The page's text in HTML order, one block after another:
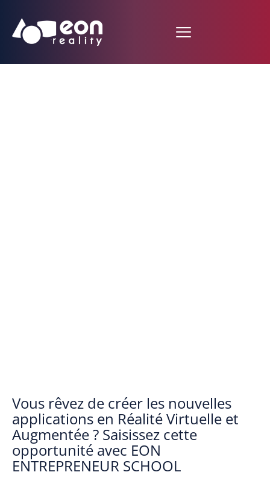
Vous rêvez de créer les nouvelles
applications en Réalité Virtuelle et
Augmentée ? Saisissez cette
opportunité avec EON
ENTREPRENEUR SCHOOL